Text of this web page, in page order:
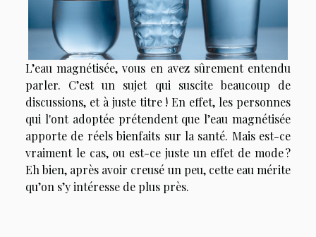
L’eau magnétisée, vous en avez sûrement entendu
parler. C’est un sujet qui suscite beaucoup de
discussions, et à juste titre ! En effet, les personnes
qui l'ont adoptée prétendent que l’eau magnétisée
apporte de réels bienfaits sur la santé. Mais est-ce
vraiment le cas, ou est-ce juste un effet de mode ?
Eh bien, après avoir creusé un peu, cette eau mérite
qu’on s’y intéresse de plus près.